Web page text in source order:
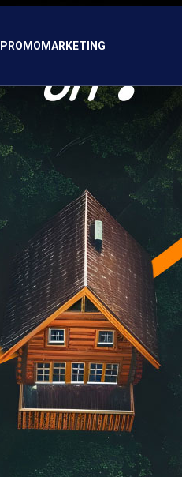
PROMO MARKETING